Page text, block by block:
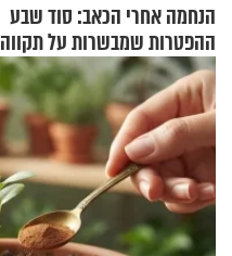
הנחמה אחרי הכאב: סוד שבע
ההפטרות שמבשרות על תקווה
וגאולה